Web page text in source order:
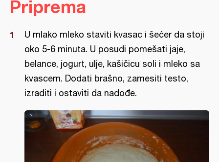
Priprema
U mlako mleko staviti kvasac i šećer da stoji
oko 5-6 minuta. U posudi pomešati jaje,
belance, jogurt, ulje, kašičicu soli i mleko sa
kvascem. Dodati brašno, zamesiti testo,
izraditi i ostaviti da nadođe.